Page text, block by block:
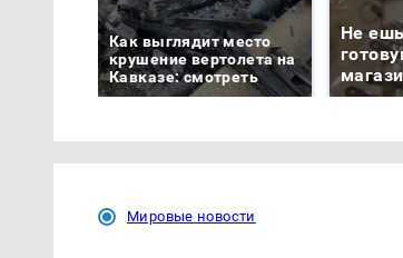
Как выглядит место
крушение вертолета на
Кавказе: смотреть
Не
Мировые новости